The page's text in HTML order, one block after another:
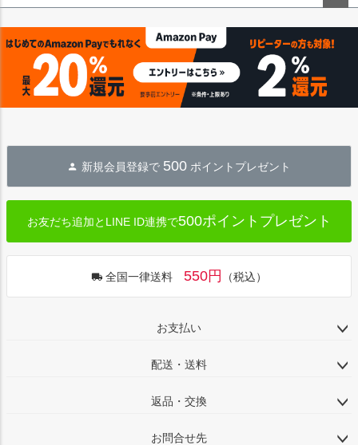
ップ
新規会員登録で 500 ポイントプレゼント
お友だち追加とLINE ID連携で500ポイントプレゼント
全国一律送料 550円 （税込）
お支払い
配送・送料
返品・交換
お問合せ先